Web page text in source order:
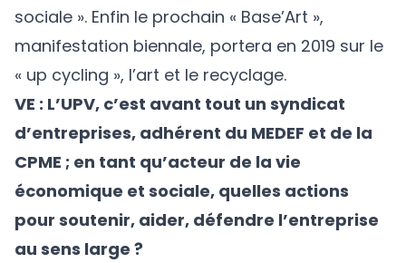
sociale ». Enfin le prochain « Base’Art »,
manifestation biennale, portera en 2019 sur le
« up cycling », l’art et le recyclage.
VE : L’UPV, c’est avant tout un syndicat
d’entreprises, adhérent du MEDEF et de la
CPME ; en tant qu’acteur de la vie
économique et sociale, quelles actions
pour soutenir, aider, défendre l’entreprise
au sens large ?